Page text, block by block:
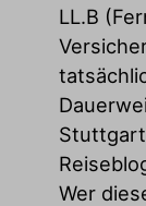
LL.B
Wer